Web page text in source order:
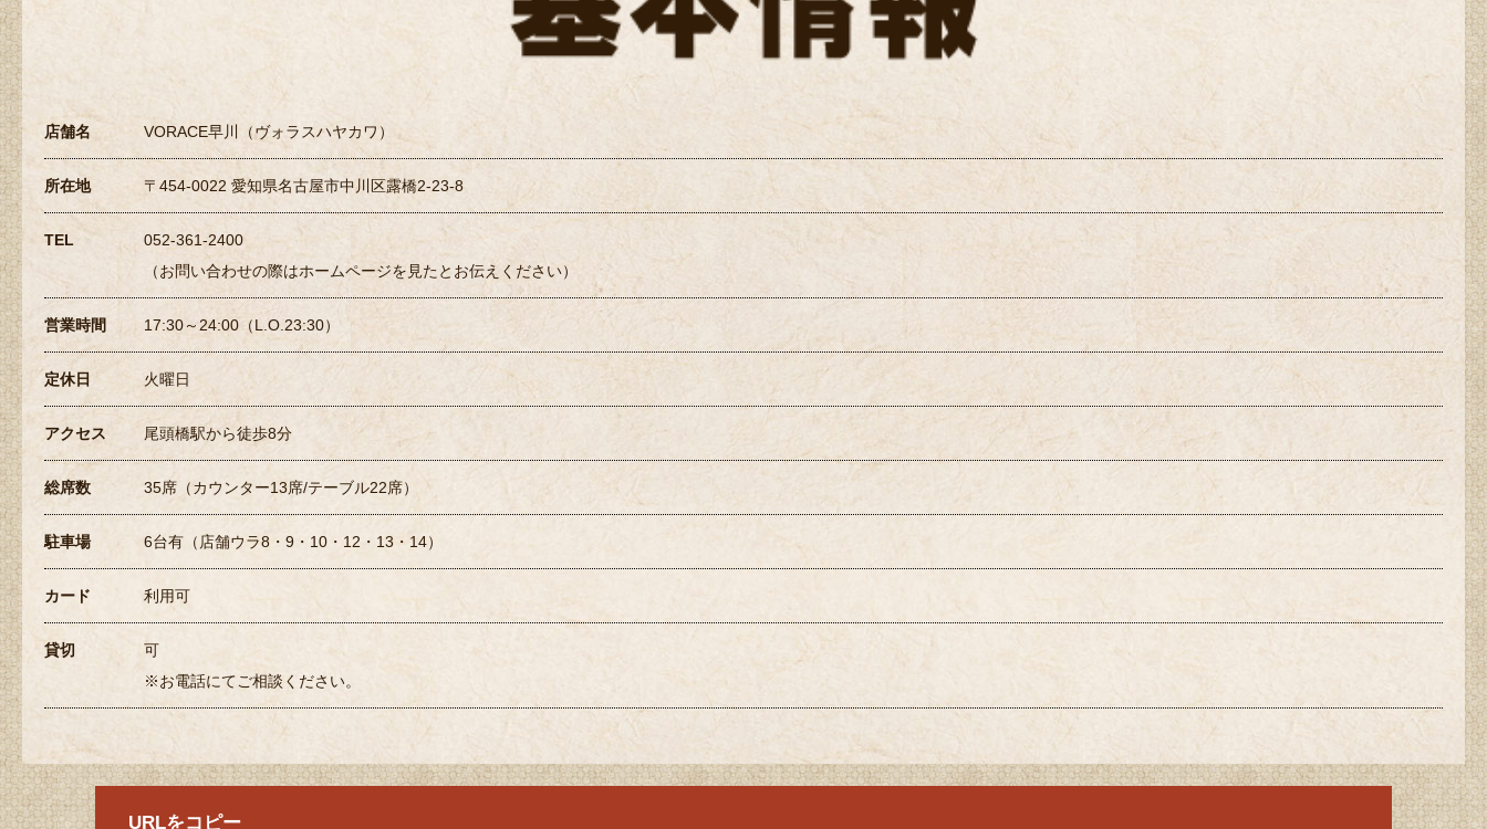
店舗名 VORACE早川（ヴォラスハヤカワ）
所在地 〒454-0022 愛知県名古屋市中川区露橋2-23-8
TEL
052-361-2400
（お問い合わせの際はホームページを見たとお伝えください）
営業時間 17:30～24:00（L.O.23:30）
定休日 火曜日
アクセス 尾頭橋駅から徒歩8分
総席数 35席（カウンター13席/テーブル22席）
駐車場 6台有（店舗ウラ8・9・10・12・13・14）
カード 利用可
貸切
可
※お電話にてご相談ください。
URLをコピー